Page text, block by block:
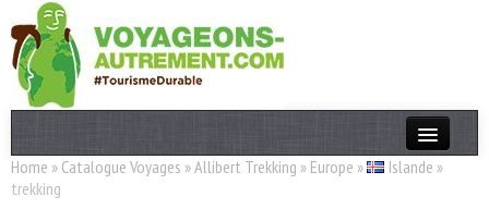
Actualités
Home » Catalogue Voyages »Allibert Trekking » Europe » Islande »
trekking